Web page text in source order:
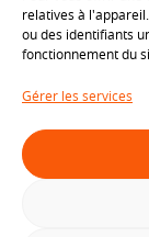
relatives à
ou des identifiants
fonctionnement du
Gérer les services